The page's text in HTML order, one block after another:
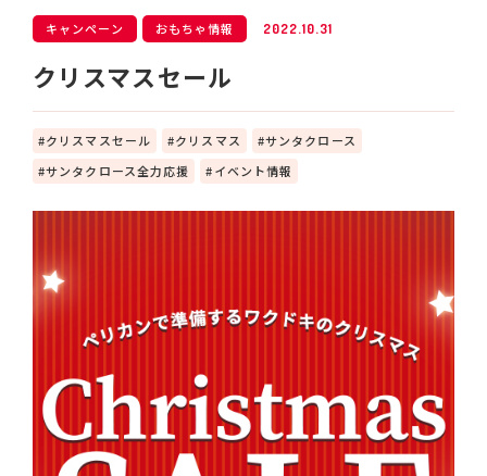
キャンペーン おもちゃ情報 2022.10.31
クリスマスセール
クリスマスセール クリスマス
サンタクロース
サンタクロース全力応援
イベント情報